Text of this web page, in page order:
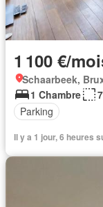
1 100 €/
Schaarbeek,
1 Chambre
Parking
Il y a 1 jour, 6 heures